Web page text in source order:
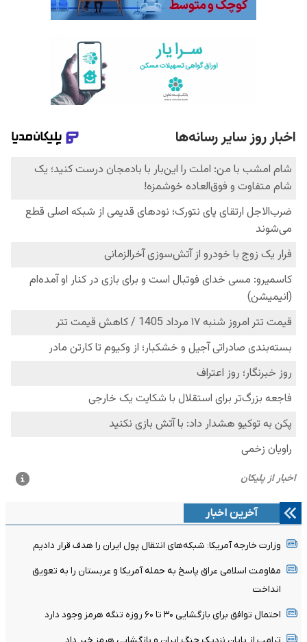
آخرین اخبار
وزارت خارجه آمریکا: شبکه‌های انتقال پول ایران را هدف قرار دادیم
مقاومت اسلامی عراق پاسخ به حمله آمریکا و عربستان را به تعویق
انداخت
احتمال توافق برای بازگشایی ۳۰ تا ۶۰ روزه تنگه هرمز وجود دارد